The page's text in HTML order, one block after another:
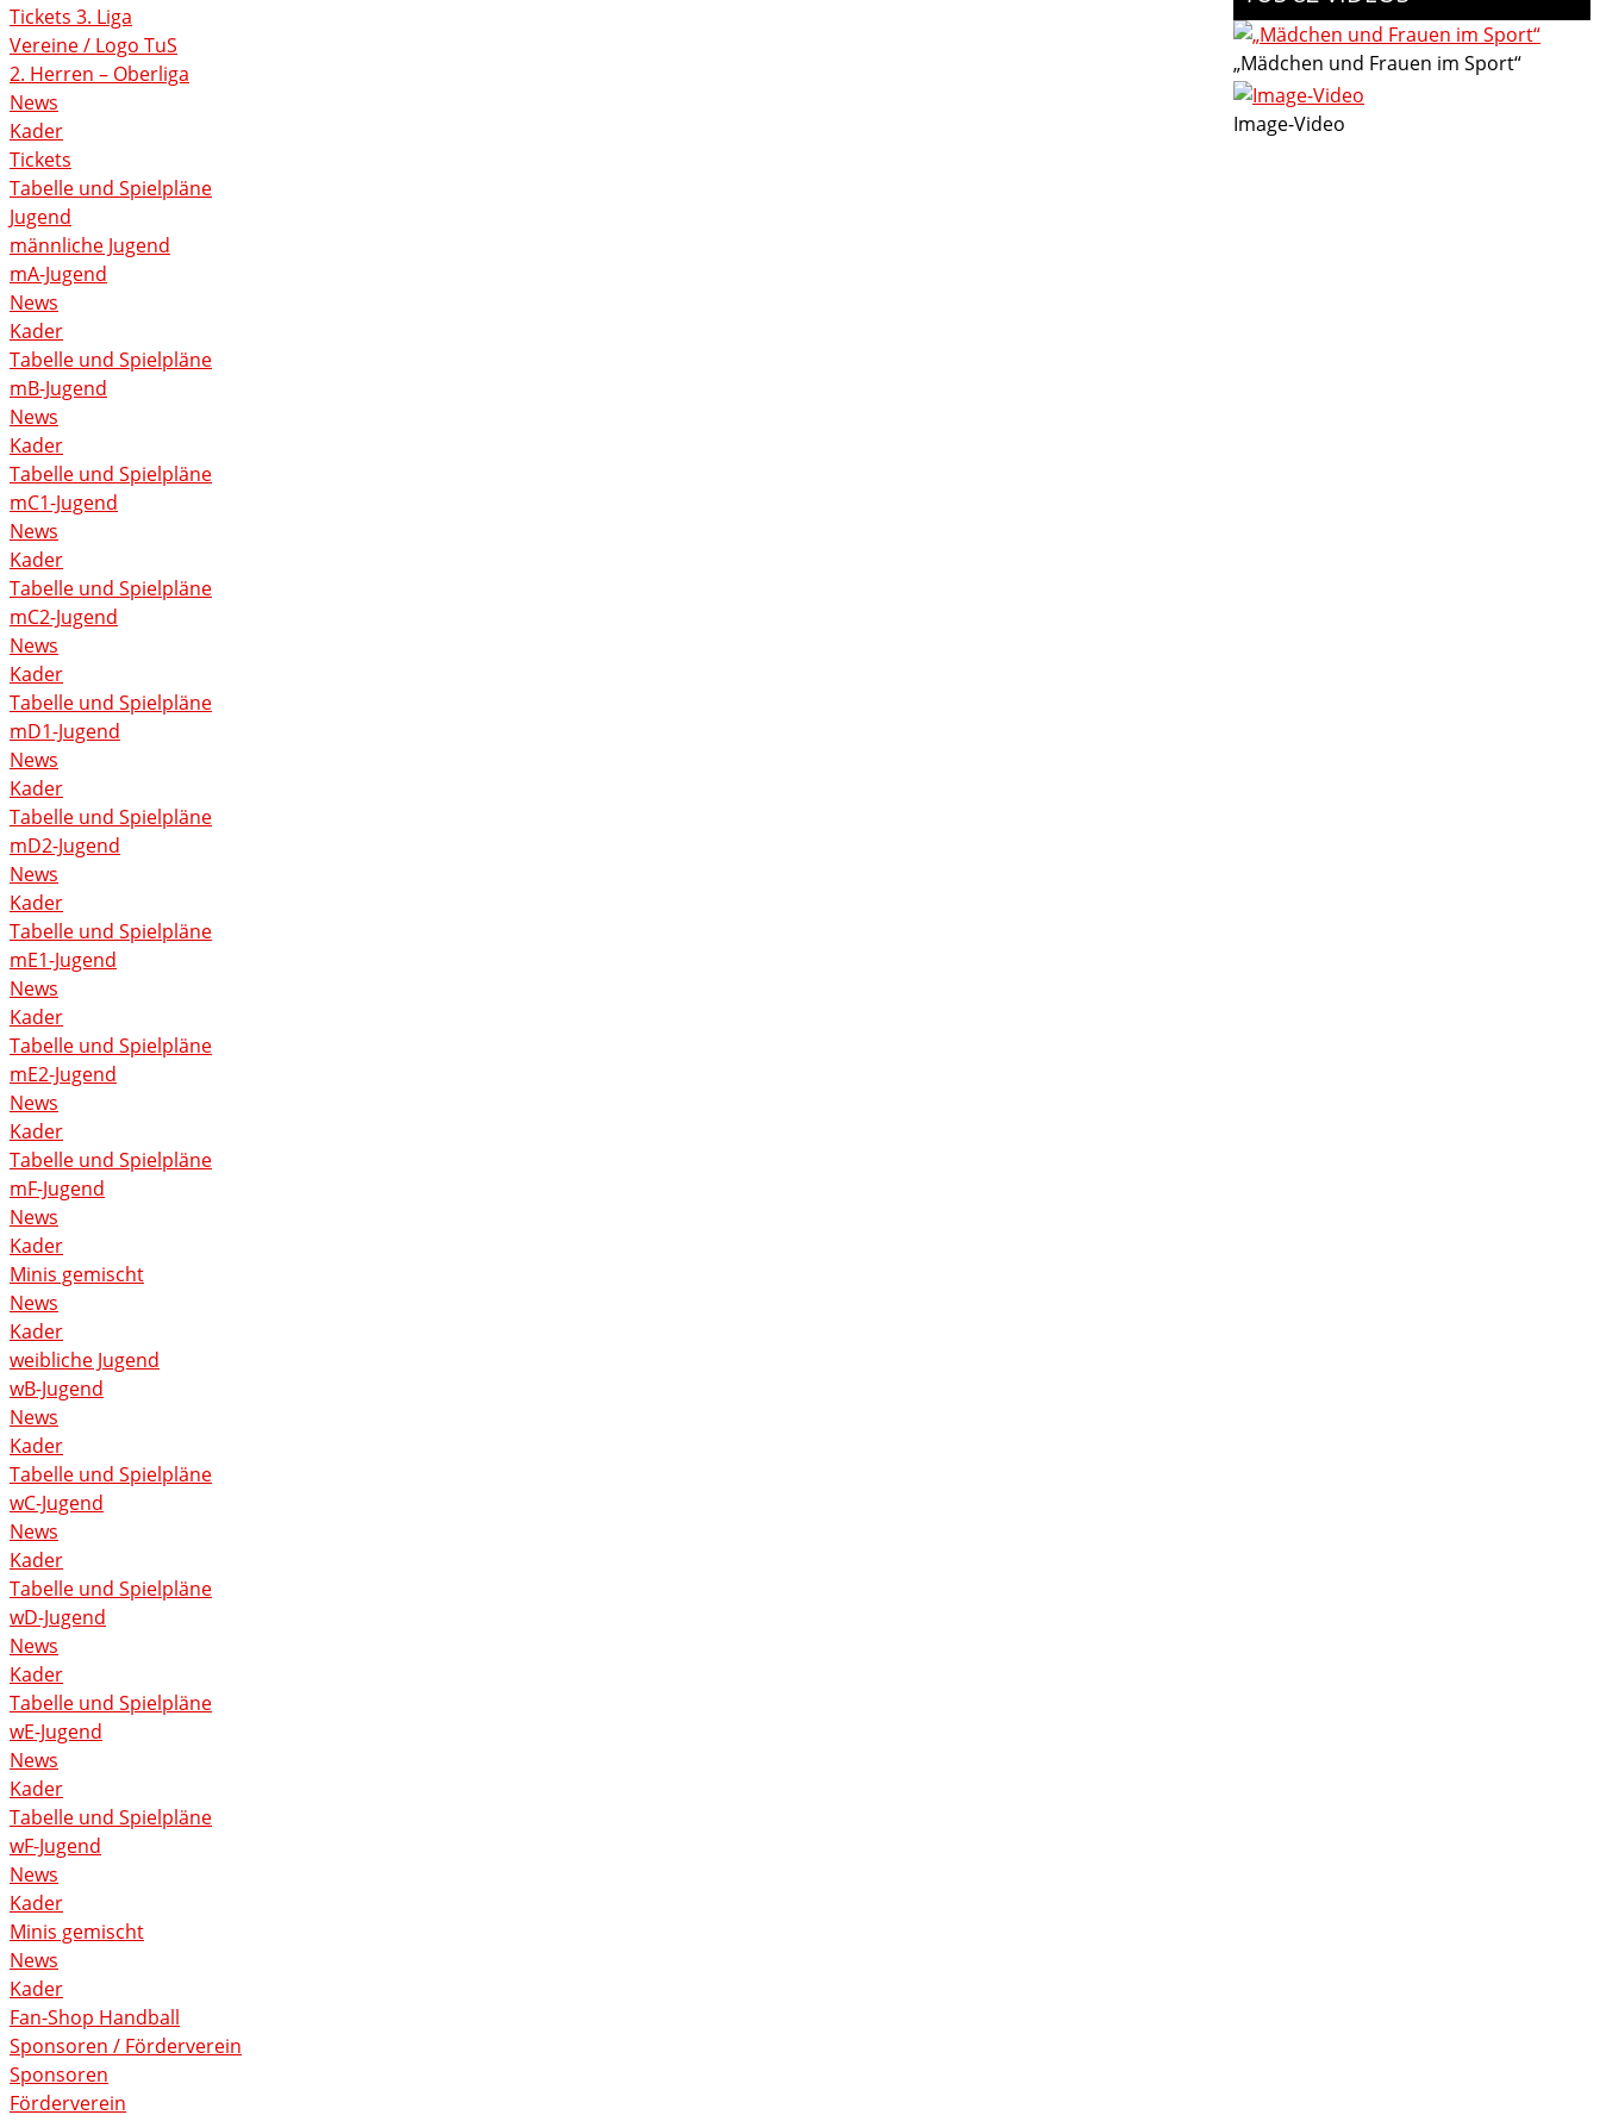
Tickets 3. Liga
Vereine / Logo TuS
2. Herren – Oberliga
News
Kader
Tickets
Tabelle und Spielpläne
Jugend
männliche Jugend
mA-Jugend
News
Kader
Tabelle und Spielpläne
mB-Jugend
News
Kader
Tabelle und Spielpläne
mC1-Jugend
News
Kader
Tabelle und Spielpläne
mC2-Jugend
News
Kader
Tabelle und Spielpläne
mD1-Jugend
News
Kader
Tabelle und Spielpläne
mD2-Jugend
News
Kader
Tabelle und Spielpläne
mE1-Jugend
News
Kader
Tabelle und Spielpläne
mE2-Jugend
News
Kader
Tabelle und Spielpläne
mF-Jugend
News
Kader
Minis gemischt
News
Kader
weibliche Jugend
wB-Jugend
News
Kader
Tabelle und Spielpläne
wC-Jugend
News
Kader
Tabelle und Spielpläne
wD-Jugend
News
Kader
Tabelle und Spielpläne
wE-Jugend
News
Kader
Tabelle und Spielpläne
wF-Jugend
News
Kader
Minis gemischt
News
Kader
Fan-Shop Handball
Sponsoren / Förderverein
Sponsoren
Förderverein
„Mädchen und Frauen im Sport“
Image-Video